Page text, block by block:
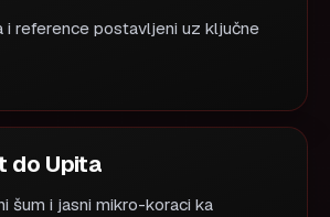
i reference postavljeni uz ključne
do Upita
šum i jasni mikro-koraci ka